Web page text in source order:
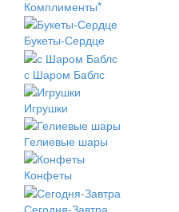
Комплименты*
Букеты-Сердце
с Шаром Баблс
Игрушки
Гелиевые шары
Конфеты
Сегодня-Завтра